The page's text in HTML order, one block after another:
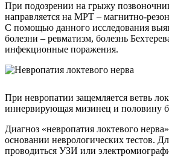
При подозрении на грыжу
направляется на МРТ – магнитно-
С помощью данного исследования
болезни – ревматизм, болезнь
инфекционные поражения.
При невропатии защемляется ветвь
иннервирующая мизинец и половину
Диагноз «невропатия локтевого
основании неврологических тестов.
проводиться УЗИ или